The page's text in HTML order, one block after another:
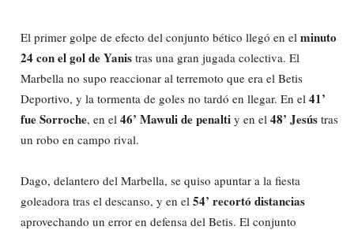
El primer golpe de efecto del conjunto bético llegó en el minuto
24 con el gol de Yanis tras una gran jugada colectiva. El
Marbella no supo reaccionar al terremoto que era el Betis
Deportivo, y la tormenta de goles no tardó en llegar. En el 41’
fue Sorroche, en el 46’ Mawuli de penalti y en el 48’ Jesús tras
un robo en campo rival.
Dago, delantero del Marbella, se quiso apuntar a la fiesta
goleadora tras el descanso, y en el 54’ recortó distancias
aprovechando un error en defensa del Betis. El conjunto